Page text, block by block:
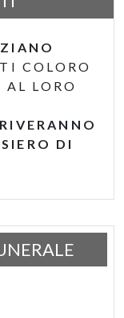
COLORO
AL LORO
DI